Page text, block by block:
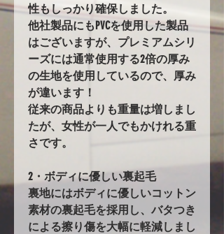
性もしっかり確保しました。
他社製品にもPVCを使用した製品
はございますが、プレミアムシリ
ーズには通常使用する2倍の厚み
の生地を使用しているので、厚み
が違います！
従来の商品よりも重量は増しまし
たが、女性が一人でもかけれる重
さです。
2・ボディに優しい裏起毛
裏地にはボディに優しいコットン
素材の裏起毛を採用し、バタつき
による擦り傷を大幅に軽減しまし